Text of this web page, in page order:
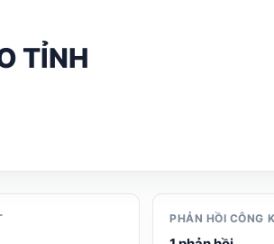
TỈNH
PHẢN HỒI CÔNG